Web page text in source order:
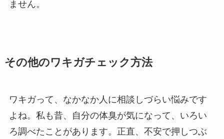
ません。
その他のワキガチェック方法
ワキガって、なかなか人に相談しづらい悩みです
よね。私も昔、自分の体臭が気になって、いろい
ろ調べたことがあります。正直、不安で押しつぶ